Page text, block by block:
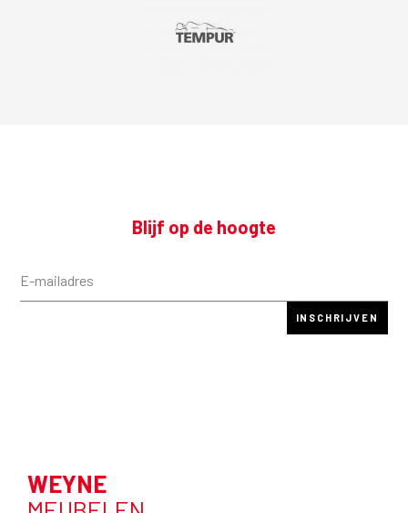
Blijf op de hoogte
WEYNE